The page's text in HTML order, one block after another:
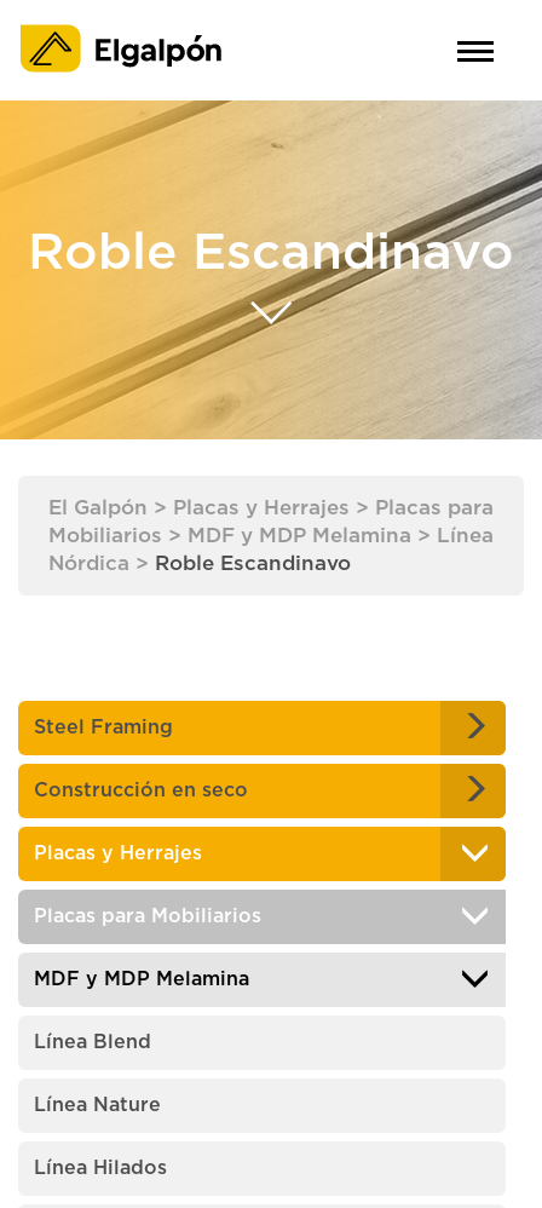
Roble Escandinavo
El Galpón > Placas y Herrajes > Placas para
Mobiliarios > MDF y MDP Melamina > Línea
Nórdica > Roble Escandinavo
Steel Framing
Construcción en seco
Placas y Herrajes
Placas para Mobiliarios
MDF y MDP Melamina
Línea Blend
Línea Nature
Línea Hilados